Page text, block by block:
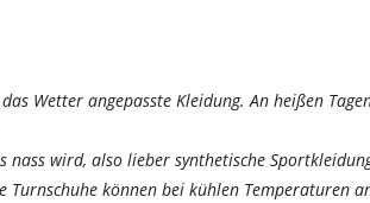
Wetter angepasste Kleidung. An heißen
nass wird, also lieber synthetische
können bei kühlen Temperaturen